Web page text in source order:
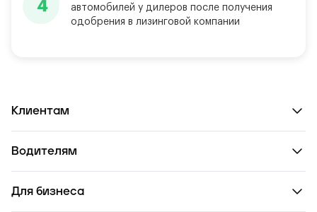
автомобилей у дилеров после получения
одобрения в лизинговой компании
Клиентам
Водителям
Для бизнеса